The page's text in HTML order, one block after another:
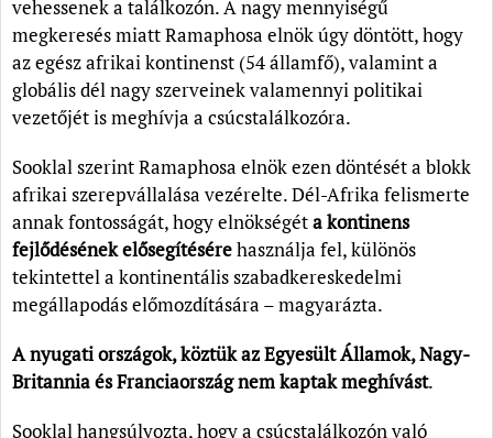
vehessenek a találkozón. A nagy mennyiségű
megkeresés miatt Ramaphosa elnök úgy döntött, hogy
az egész afrikai kontinenst (54 államfő), valamint a
globális dél nagy szerveinek valamennyi politikai
vezetőjét is meghívja a csúcstalálkozóra.
Sooklal szerint Ramaphosa elnök ezen döntését a blokk
afrikai szerepvállalása vezérelte. Dél-Afrika felismerte
annak fontosságát, hogy elnökségéta kontinens
fejlődésének elősegítésérehasználja fel, különös
tekintettel a kontinentális szabadkereskedelmi
megállapodás előmozdítására – magyarázta.
A nyugati országok, köztük az Egyesült Államok, Nagy-
Britannia és Franciaországnem kaptakmeghívást.
Sooklal hangsúlyozta, hogy a csúcstalálkozón való